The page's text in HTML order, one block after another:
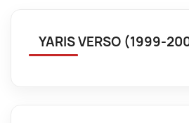
YARIS VERSO (1999-